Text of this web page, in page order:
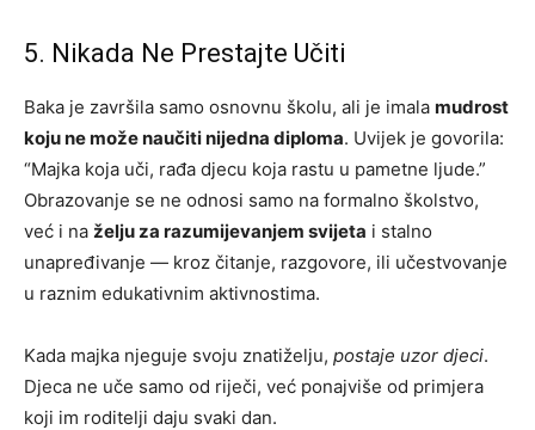
5. Nikada Ne Prestajte Učiti
Baka je završila samo osnovnu školu, ali je imala mudrost
koju ne može naučiti nijedna diploma. Uvijek je govorila:
“Majka koja uči, rađa djecu koja rastu u pametne ljude.”
Obrazovanje se ne odnosi samo na formalno školstvo,
već i na želju za razumijevanjem svijeta i stalno
unapređivanje — kroz čitanje, razgovore, ili učestvovanje
u raznim edukativnim aktivnostima.
Kada majka njeguje svoju znatiželju, postaje uzor djeci.
Djeca ne uče samo od riječi, već ponajviše od primjera
koji im roditelji daju svaki dan.